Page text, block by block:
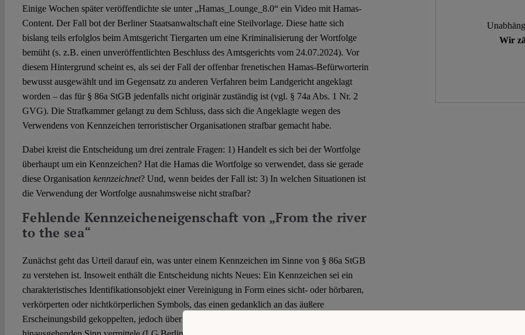
Einige Wochen später veröffentlichte sie unter „Hamas_Lounge_8.0“ ein Video mit Hamas-
Content. Der Fall bot der Berliner Staatsanwaltschaft eine Steilvorlage. Diese hatte sich
bislang teils erfolglos beim Amtsgericht Tiergarten um eine Kriminalisierung der Wortfolge
bemüht (s. z.B. einen unveröffentlichten Beschluss des Amtsgerichts vom 24.07.2024). Vor
diesem Hintergrund scheint es, als sei der Fall der offenbar frenetischen Hamas-Befürworterin
bewusst ausgewählt und im Gegensatz zu anderen Verfahren beim Landgericht angeklagt
worden – das für § 86a StGB jedenfalls nicht originär zuständig ist (vgl. § 74a Abs. 1 Nr. 2
GVG). Die Strafkammer gelangt zu dem Schluss, dass sich die Angeklagte wegen des
Verwendens von Kennzeichen terroristischer Organisationen strafbar gemacht habe.
Dabei kreist die Entscheidung um drei zentrale Fragen: 1) Handelt es sich bei der Wortfolge
überhaupt um ein Kennzeichen? Hat die Hamas die Wortfolge so verwendet, dass sie gerade
diese Organisation kennzeichnet? Und, wenn beides der Fall ist: 3) In welchen Situationen ist
die Verwendung der Wortfolge ausnahmsweise nicht strafbar?
Fehlende Kennzeicheneigenschaft von „From the river
to the sea“
Zunächst geht das Urteil darauf ein, was unter einem Kennzeichen im Sinne von § 86a StGB
zu verstehen ist. Insoweit enthält die Entscheidung nichts Neues: Ein Kennzeichen sei ein
charakteristisches Identifikationsobjekt einer Vereinigung in Form eines sicht- oder hörbaren,
verkörperten oder nichtkörperlichen Symbols, das einen gedanklich an das äußere
Erscheinungsbild gekoppelten, jedoch über dessen eigentlichen Informationsgehalt
Wir